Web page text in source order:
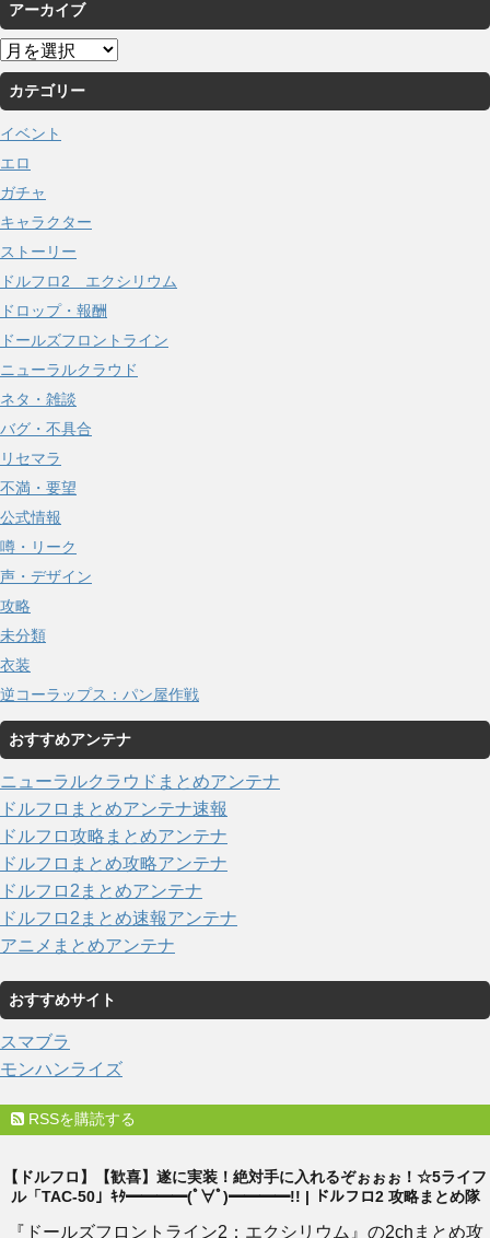
アーカイブ
ア
ー
カ
イ
ブ
カテゴリー
イベント
エロ
ガチャ
キャラクター
ストーリー
ドルフロ2 エクシリウム
ドロップ・報酬
ドールズフロントライン
ニューラルクラウド
ネタ・雑談
バグ・不具合
リセマラ
不満・要望
公式情報
噂・リーク
声・デザイン
攻略
未分類
衣装
逆コーラップス：パン屋作戦
おすすめアンテナ
ニューラルクラウドまとめアンテナ
ドルフロまとめアンテナ速報
ドルフロ攻略まとめアンテナ
ドルフロまとめ攻略アンテナ
ドルフロ2まとめアンテナ
ドルフロ2まとめ速報アンテナ
アニメまとめアンテナ
おすすめサイト
スマブラ
モンハンライズ
RSSを購読する
【ドルフロ】【歓喜】遂に実装！絶対手に入れるぞぉぉぉ！☆5ライフ
ル「TAC-50」ｷﾀ━━━━(ﾟ∀ﾟ)━━━━!! | ドルフロ2 攻略まとめ隊
『ドールズフロントライン2：エクシリウム』の2chまとめ攻